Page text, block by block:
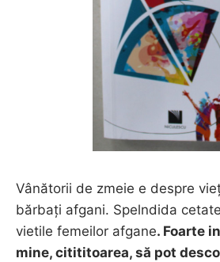
Vânătorii de zmeie e despre
bărbați afgani. Spelndida
vietile femeilor afgane. Foarte
mine, citititoarea, să pot